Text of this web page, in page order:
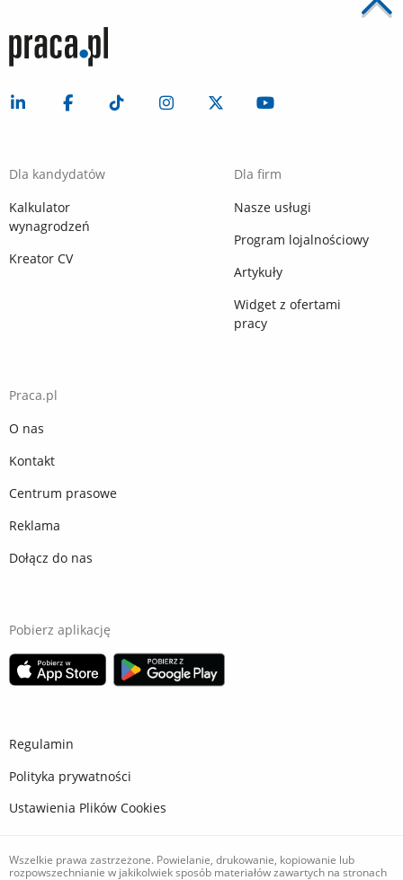
Dla kandydatów
Kalkulator
wynagrodzeń
Kreator CV
Dla firm
Nasze usługi
Program lojalnościowy
Artykuły
Widget z ofertami
pracy
Praca.pl
O nas
Kontakt
Centrum prasowe
Reklama
Dołącz do nas
Pobierz aplikację
Regulamin
Polityka prywatności
Ustawienia Plików Cookies
Wszelkie prawa zastrzeżone. Powielanie, drukowanie, kopiowanie lub
rozpowszechnianie w jakikolwiek sposób materiałów zawartych na stronach